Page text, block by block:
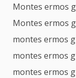
Montes ermos
Montes ermos
montes ermos
montes ermos
montes ermos